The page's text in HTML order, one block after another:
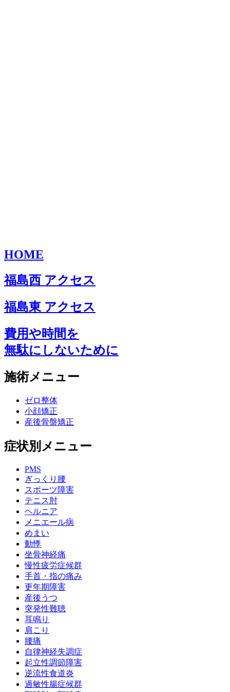
HOME
福島西 アクセス
福島東 アクセス
費用や時間を
無駄にしないために
施術メニュー
ゼロ整体
小顔矯正
産後骨盤矯正
症状別メニュー
PMS
ぎっくり腰
スポーツ障害
テニス肘
ヘルニア
メニエール病
めまい
動悸
坐骨神経痛
慢性疲労症候群
手首・指の痛み
更年期障害
産後うつ
突発性難聴
耳鳴り
肩こり
腰痛
自律神経失調症
起立性調節障害
逆流性食道炎
過敏性腸症候群